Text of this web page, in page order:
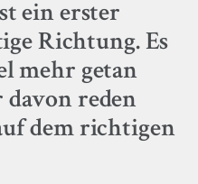
ein erster
Richtung. Es
mehr getan
reden
dem richtigen